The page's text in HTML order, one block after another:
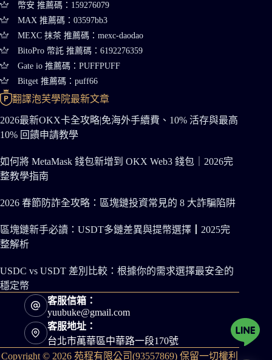
幣安 推薦碼：159276079
MAX 推薦碼：03597bb3
MEXC 抹茶 推薦碼：mexc-daodao
BitoPro 幣託 推薦碼：6192276359
Gate io 推薦碼：PUFFPUFF
Bitget 推薦碼：puff66
翻譯泡芙學院最新文章
2026最新OKX卡全攻略|免海外手續費、10% 活存與最高
10% 回饋申請教學
如何將 MetaMask 錢包新增到 OKX Web3 錢包｜2026完
整教學指南
2026 春節防詐全攻略：區塊鏈投資常見的 8 大詐騙陷阱
區塊鏈新手必讀：USDT多鏈差異與提幣選擇┃2025完
整解析
USDC vs USDT 差別比較：根據你的需求選擇最安全的
穩定幣
客服信箱：
yuubuke@gmail.com
客服地址：
台北市萬華區中華路一段170號
Copyright © 2026 苑程有限公司(93557869) 保留一切權利